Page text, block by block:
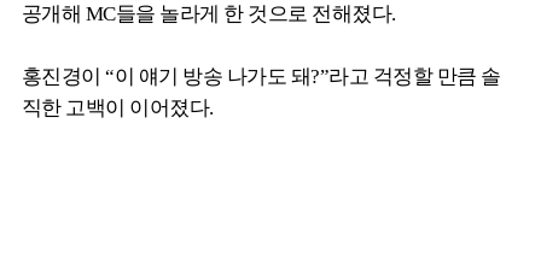
공개해 MC들을 놀라게 한 것으로 전해졌다.
홍진경이 “이 얘기 방송 나가도 돼?”라고 걱정할 만큼 솔
직한 고백이 이어졌다.